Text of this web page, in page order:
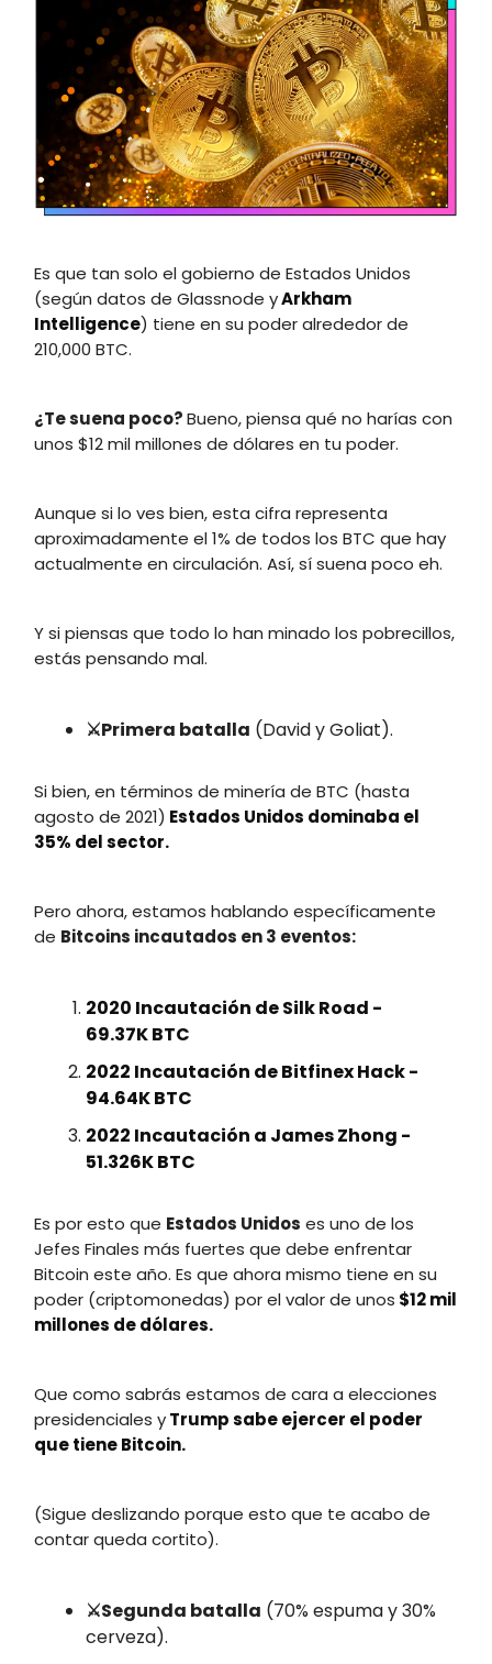
Es que tan solo el gobierno de Estados Unidos
(según datos de Glassnode yArkham
Intelligence) tiene en su poder alrededor de
210,000 BTC.
¿Te suena poco?Bueno, piensa qué no harías con
unos $12 mil millones de dólares en tu poder.
Aunque si lo ves bien, esta cifra representa
aproximadamente el 1% de todos los BTC que hay
actualmente en circulación. Así, sí suena poco eh.
Y si piensas que todo lo han minado los pobrecillos,
estás pensando mal.
⚔️Primera batalla (David y Goliat).
Si bien, en términos de minería de BTC (hasta
agosto de 2021) Estados Unidos dominaba el
35% del sector.
Pero ahora, estamos hablando específicamente
de Bitcoins incautados en 3 eventos:
2020 Incautación de Silk Road -
69.37K BTC
2022 Incautación de Bitfinex Hack -
94.64K BTC
2022 Incautación a James Zhong -
51.326K BTC
Es por esto que Estados Unidos es uno de los
Jefes Finales más fuertes que debe enfrentar
Bitcoin este año. Es que ahora mismo tiene en su
poder (criptomonedas) por el valor de unos $12 mil
millones de dólares.
Que como sabrás estamos de cara a elecciones
presidenciales yTrump sabe ejercer el poder
que tiene Bitcoin.
(Sigue deslizando porque esto que te acabo de
contar queda cortito).
⚔️Segunda batalla (70% espuma y 30%
cerveza).